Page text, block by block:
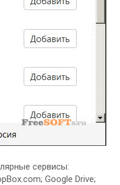
сервисы:
Google Drive;